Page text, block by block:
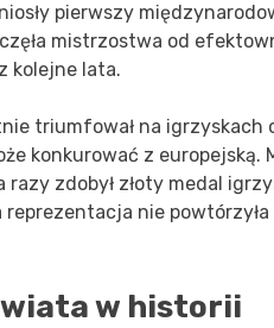
pierwszy
mistrzostwa od
kolejne lata.
triumfował na igrzyskach
konkurować z europejską.
zdobył złoty medal
nie
w historii